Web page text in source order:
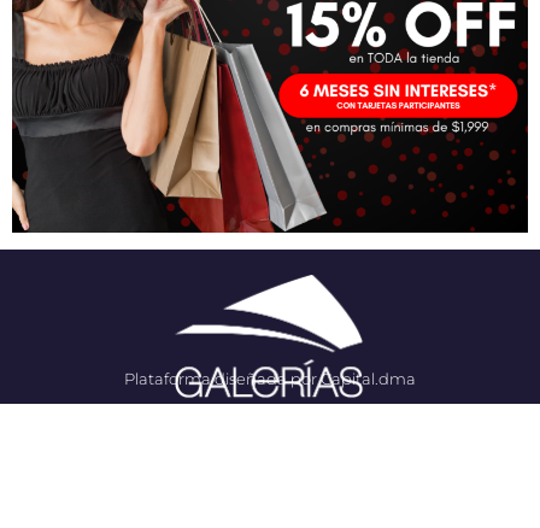
Plataforma diseñada por Capital.dma